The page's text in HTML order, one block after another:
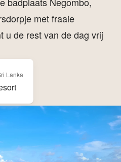
met fraaie
u de rest van de dag vrij
Lanka